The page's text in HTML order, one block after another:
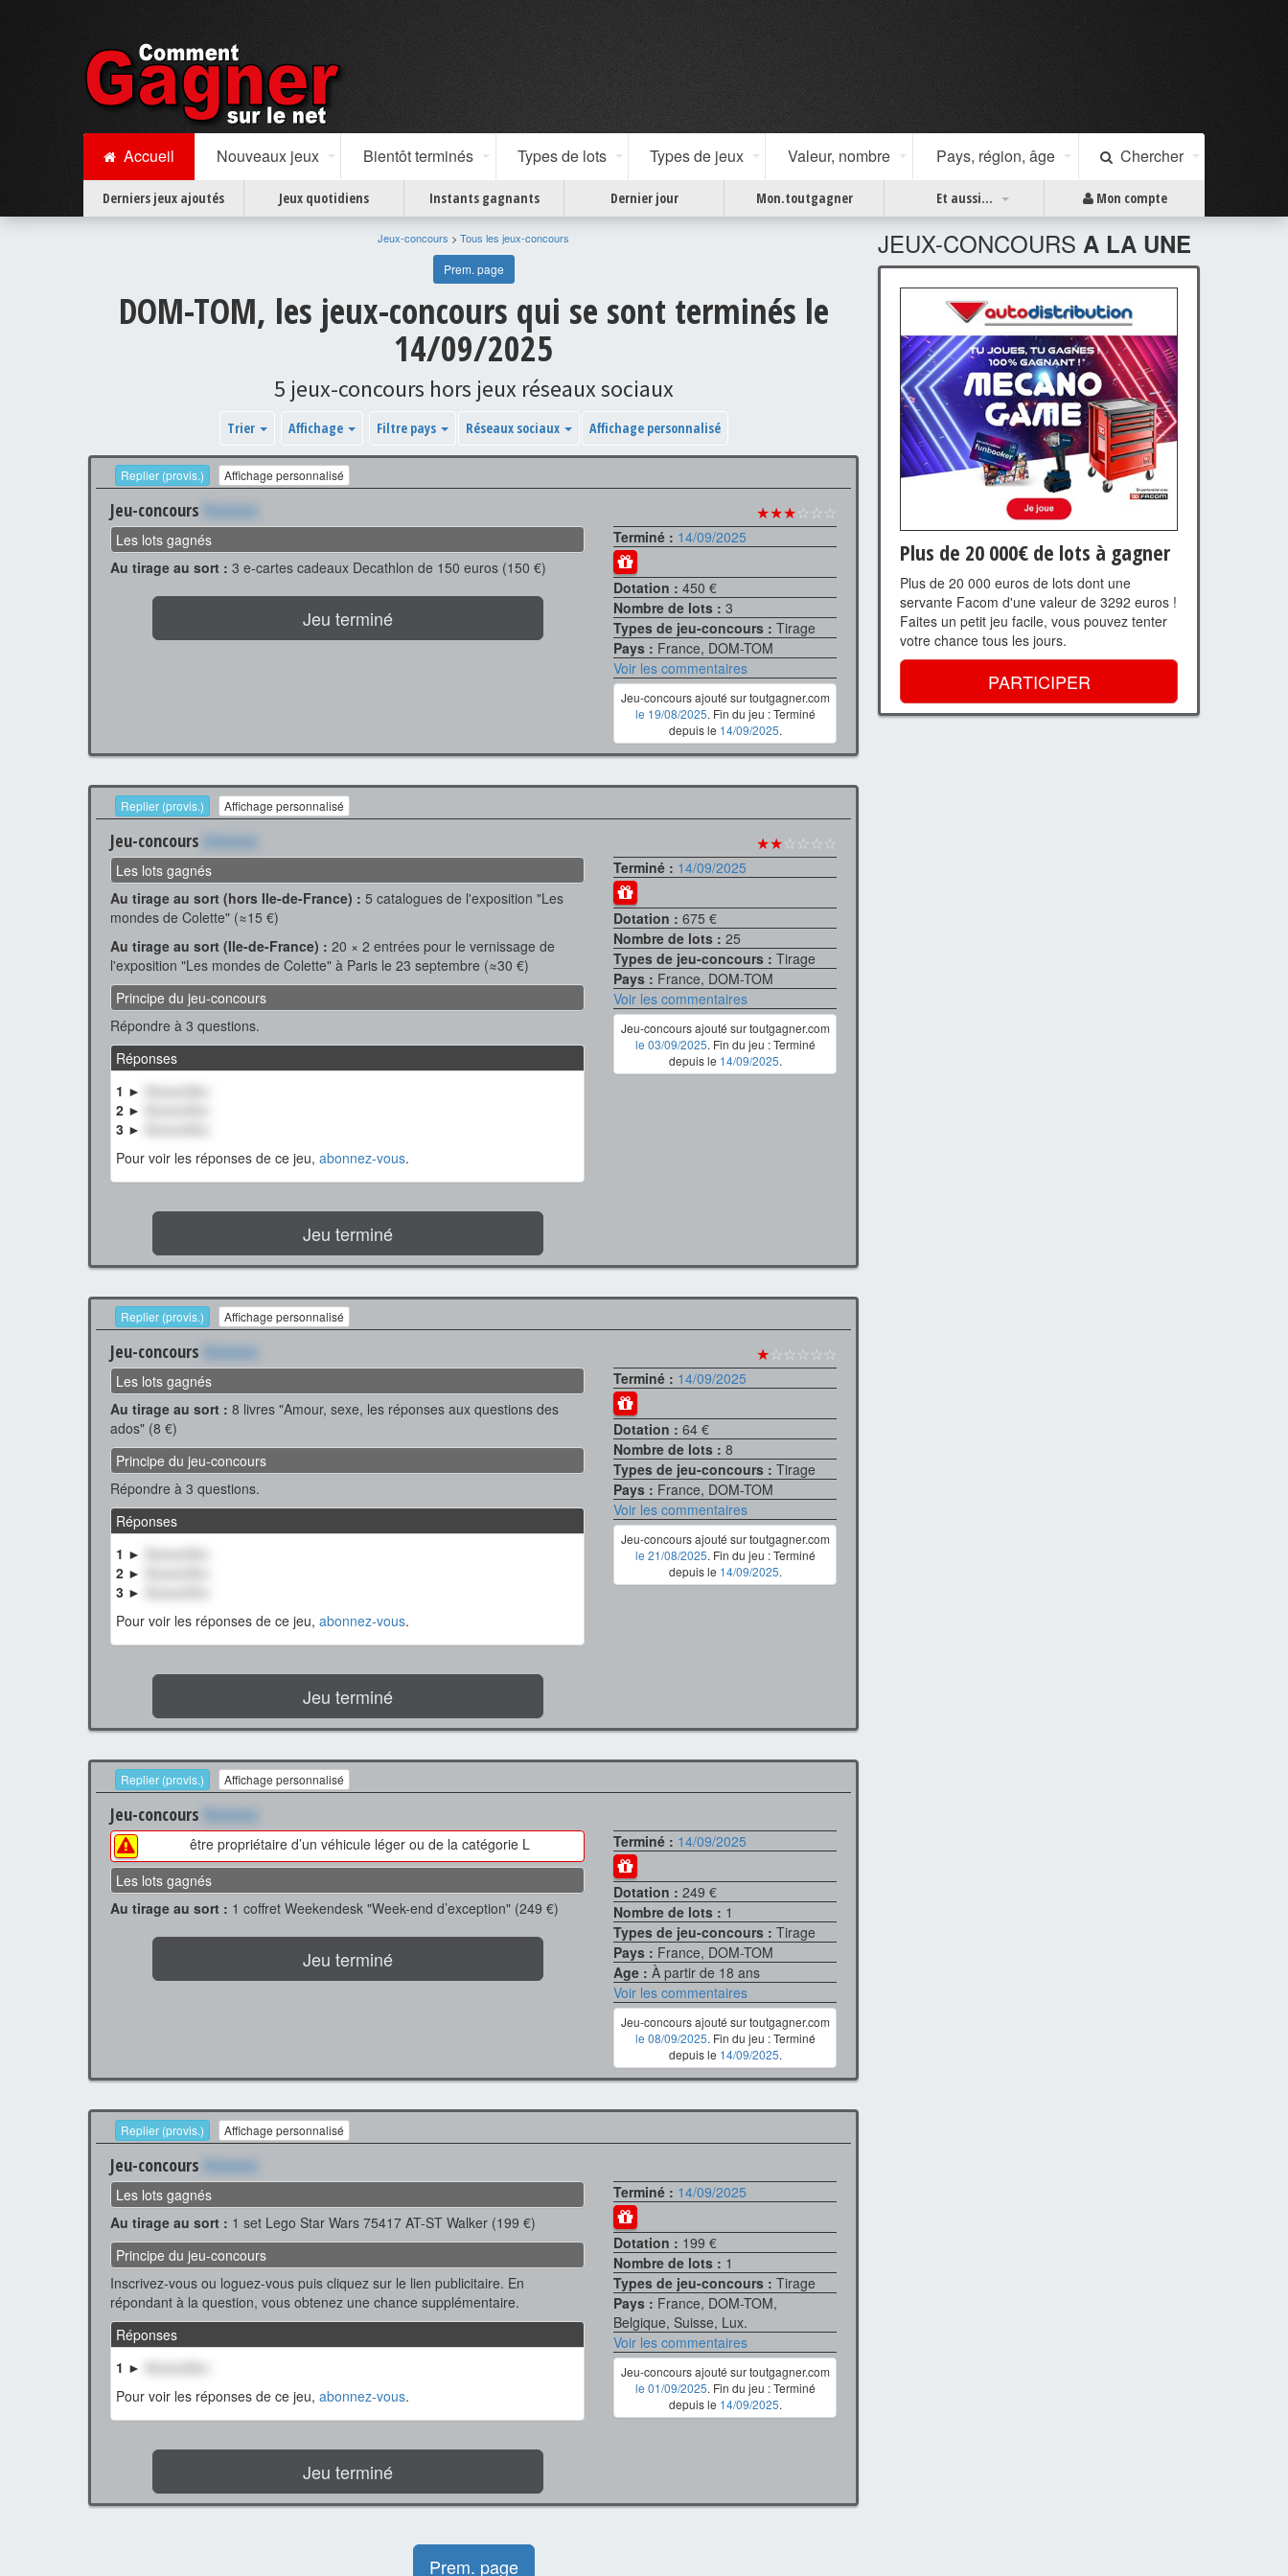
Accueil Nouveaux jeux Bientôt terminés Types de lots Types de jeux Valeur, nombre Pays, région, âge Chercher
Derniers jeux ajoutés Jeux quotidiens Instants gagnants Dernier jour Mon.toutgagner Et aussi... Mon compte
JEUX-CONCOURS A LA UNE
Plus de 20 000€ de lots à gagner
Plus de 20 000 euros de lots dont une
servante Facom d'une valeur de 3292 euros !
Faites un petit jeu facile, vous pouvez tenter
votre chance tous les jours.
PARTICIPER
Jeux-concours > Tous les jeux-concours
Prem. page
DOM-TOM, les jeux-concours qui se sont terminés le
14/09/2025
5 jeux-concours hors jeux réseaux sociaux
Trier Affichage Filtre pays Réseaux sociaux Affichage personnalisé
Replier (provis.) Affichage personnalisé
Jeu-concours Xxxxxxx ★★★☆☆☆
Les lots gagnés
Au tirage au sort : 3 e-cartes cadeaux Decathlon de 150 euros (150 €)
Jeu terminé
Terminé : 14/09/2025
Dotation :450 €
Nombre de lots :3
Types de jeu-concours :Tirage
Pays : France, DOM-TOM
Voir les commentaires
Jeu-concours ajouté sur toutgagner.com
le 19/08/2025. Fin du jeu : Terminé
depuis le 14/09/2025.
Replier (provis.) Affichage personnalisé
Jeu-concours Xxxxxxx ★★☆☆☆☆
Les lots gagnés
Au tirage au sort (hors Ile-de-France) : 5 catalogues de l'exposition "Les
mondes de Colette" (≈15 €)
Au tirage au sort (Ile-de-France) : 20 × 2 entrées pour le vernissage de
l'exposition "Les mondes de Colette" à Paris le 23 septembre (≈30 €)
Principe du jeu-concours
Répondre à 3 questions.
Réponses
1 ►
XxxxxxXxx
2 ►
3 ►
Pour voir les réponses de ce jeu, abonnez-vous.
Jeu terminé
Terminé : 14/09/2025
Dotation :675 €
Nombre de lots :25
Types de jeu-concours :Tirage
Pays : France, DOM-TOM
Voir les commentaires
Jeu-concours ajouté sur toutgagner.com
le 03/09/2025. Fin du jeu : Terminé
depuis le 14/09/2025.
Replier (provis.) Affichage personnalisé
Jeu-concours Xxxxxxx ★☆☆☆☆☆
Les lots gagnés
Au tirage au sort : 8 livres "Amour, sexe, les réponses aux questions des
ados" (8 €)
Principe du jeu-concours
Répondre à 3 questions.
Réponses
1 ►
XxxxxxXxx
2 ►
3 ►
Pour voir les réponses de ce jeu, abonnez-vous.
Jeu terminé
Terminé : 14/09/2025
Dotation :64 €
Nombre de lots :8
Types de jeu-concours :Tirage
Pays : France, DOM-TOM
Voir les commentaires
Jeu-concours ajouté sur toutgagner.com
le 21/08/2025. Fin du jeu : Terminé
depuis le 14/09/2025.
Replier (provis.) Affichage personnalisé
Jeu-concours Xxxxxxx
être propriétaire d’un véhicule léger ou de la catégorie L
Les lots gagnés
Au tirage au sort : 1 coffret Weekendesk "Week-end d’exception" (249 €)
Jeu terminé
Terminé : 14/09/2025
Dotation :249 €
Nombre de lots : 1
Types de jeu-concours :Tirage
Pays : France, DOM-TOM
Age :À partir de 18 ans
Voir les commentaires
Jeu-concours ajouté sur toutgagner.com
le 08/09/2025. Fin du jeu : Terminé
depuis le 14/09/2025.
Replier (provis.) Affichage personnalisé
Jeu-concours Xxxxxxx
Les lots gagnés
Au tirage au sort : 1 set Lego Star Wars 75417 AT-ST Walker (199 €)
Principe du jeu-concours
Inscrivez-vous ou loguez-vous puis cliquez sur le lien publicitaire. En
répondant à la question, vous obtenez une chance supplémentaire.
Réponses
1 ►
XxxxxxXxx
Pour voir les réponses de ce jeu, abonnez-vous.
Jeu terminé
Terminé : 14/09/2025
Dotation : 199 €
Nombre de lots : 1
Types de jeu-concours :Tirage
Pays : France, DOM-TOM,
Belgique, Suisse, Lux.
Voir les commentaires
Jeu-concours ajouté sur toutgagner.com
le 01/09/2025. Fin du jeu : Terminé
depuis le 14/09/2025.
Prem. page